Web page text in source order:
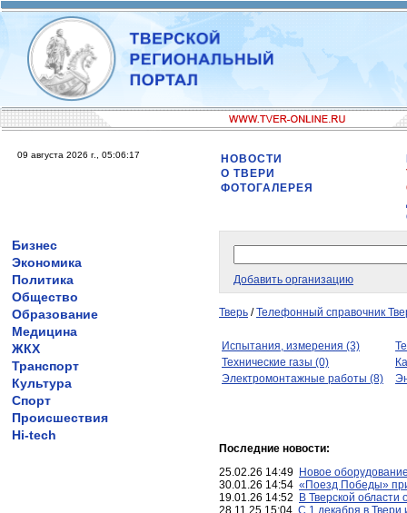
09 августа 2026 г., 05:06:17
НОВОСТИ
О ТВЕРИ
ФОТОГАЛЕРЕЯ
Бизнес
Экономика
Политика
Общество
Образование
Медицина
ЖКХ
Транспорт
Культура
Спорт
Происшествия
Hi-tech
Добавить организацию
Тверь /Телефонный справочник
Испытания, измерения (3)
Технические газы (0)
Электромонтажные работы (8)
Последние новости:
25.02.26 14:49 Новое
30.01.26 14:54 «Поезд Победы»
19.01.26 14:52
В Тверской области
28.11.25 15:04 С 1 декабря в Твери